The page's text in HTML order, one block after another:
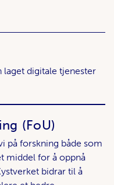
laget digitale tjenester
(FoU)
på forskning både som
middel for å oppnå
bidrar til å